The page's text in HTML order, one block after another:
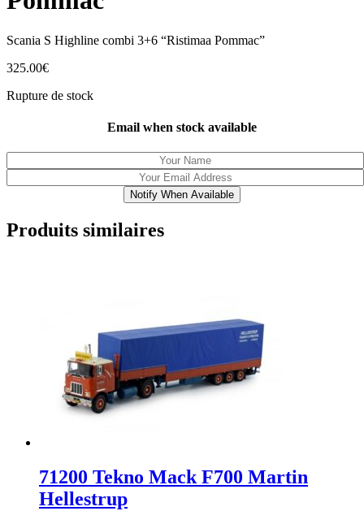
Scania S Highline combi 3+6 “Ristimaa Pommac”
325.00€
Rupture de stock
Email when stock available
Notify When Available
Produits similaires
71200 Tekno Mack F700 Martin
Hellestrup